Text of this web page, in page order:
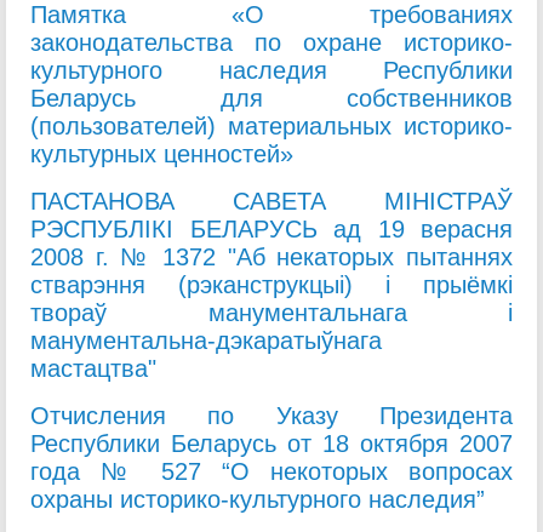
Памятка «О требованиях
законодательства по охране историко-
культурного наследия Республики
Беларусь для собственников
(пользователей) материальных историко-
культурных ценностей»
ПАСТАНОВА САВЕТА МІНІСТРАЎ
РЭСПУБЛІКІ БЕЛАРУСЬ ад 19 верасня
2008 г. № 1372 "Аб некаторых пытаннях
стварэння (рэканструкцыі) і прыёмкі
твораў манументальнага і
манументальна-дэкаратыўнага
мастацтва"
Отчисления по Указу Президента
Республики Беларусь от 18 октября 2007
года № 527 “О некоторых вопросах
охраны историко-культурного наследия”